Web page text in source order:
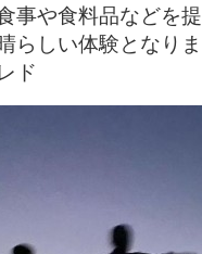
事や食料品などを
らしい体験となり
ド